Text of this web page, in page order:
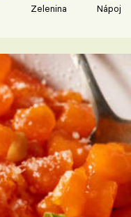
Zelenina Nápoje